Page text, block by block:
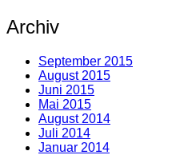
Archiv
September 2015
August 2015
Juni 2015
Mai 2015
August 2014
Juli 2014
Januar 2014